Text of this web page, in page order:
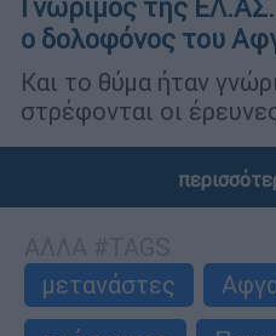
Γνώριμος της
ο δολοφόνος του
Και το θύμα ήταν
στρέφονται οι
μετανάστες